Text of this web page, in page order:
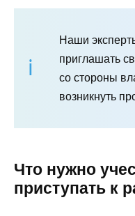
Наши
приглашать
со стороны
возникнуть
Что нужно
приступать к